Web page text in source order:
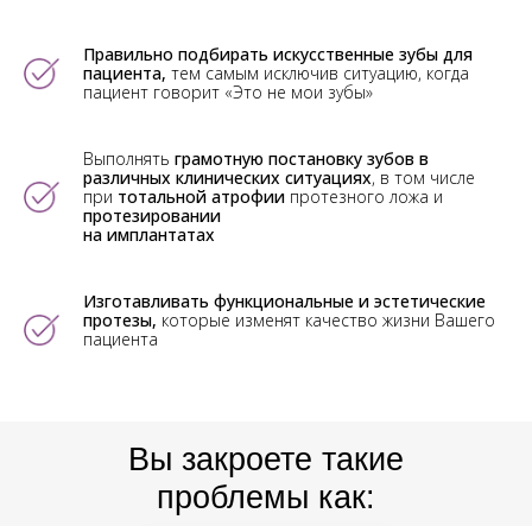
Правильно подбирать искусственные зубы для
пациента, тем самым исключив ситуацию, когда
пациент говорит «Это не мои зубы»
Выполнять грамотную постановку зубов в
различных клинических ситуациях, в том числе
при тотальной атрофии протезного ложа и
протезировании
на имплантатах
Изготавливать функциональные и эстетические
протезы, которые изменят качество жизни Вашего
пациента
Вы закроете такие
проблемы как: